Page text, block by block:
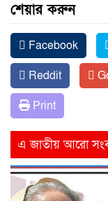
শেয়ার করুন
Facebook
Reddit
Print
এ জাতীয় আরো